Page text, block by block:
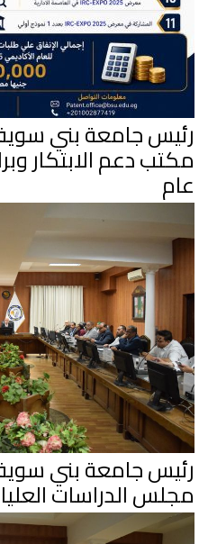
رئيس جامعة بني
مكتب دعم الابتكار
عام
رئيس جامعة بني
مجلس الدراسات